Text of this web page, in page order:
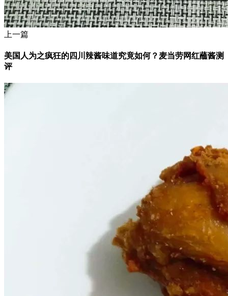
上一篇
美国人为之疯狂的四川辣酱味道究竟如何？麦当劳网红蘸酱测
评